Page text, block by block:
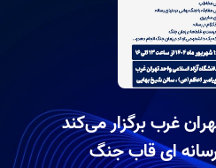
غرب برگزار می‌کند
ای قاب جنگ